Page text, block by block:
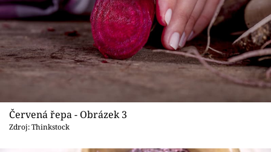
Červená řepa - Obrázek 3
Zdroj: Thinkstock